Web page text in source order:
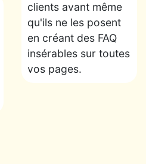
clients avant même
qu'ils ne les posent
en créant des FAQ
insérables sur toutes
vos pages.